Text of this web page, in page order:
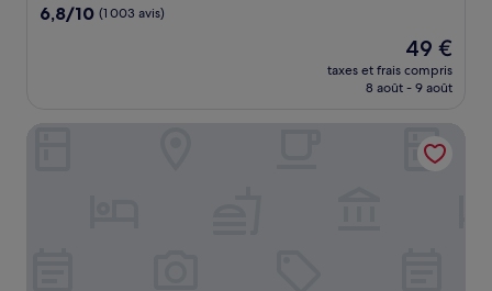
6.8
6,8/10 (1 003 avis)
Le
nouveau
prix
de
49 €
49 €
taxes et frais compris
8 août - 9 août